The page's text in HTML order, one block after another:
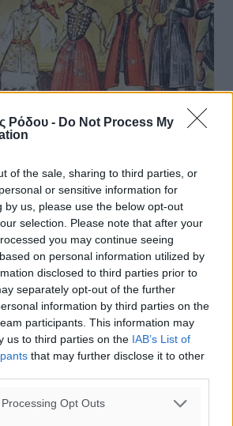
Ρόδου - Do Not Process My
of the sale, sharing to third parties, or
or sensitive information for
by us, please use the below opt-out
selection. Please note that after your
you may continue seeing
on personal information utilized by
disclosed to third parties prior to
separately opt-out of the further
information by third parties on the
participants. This information may
us to third parties on the IAB’s List of
that may further disclose it to other
Opt Outs
την Ομοσπονδία
Συλλόγων Ρόδου,
06 ΚΥΡΙΑΚΗ 18:00 ΦΑΝΕΣ
και παραδοσιακό γλέντι.
ΛΑΟΓΡΑΦΙΚΟΣ ΣΥΛΛΟΓΟΣ ΦΑΝΩΝ
ΣΑΒΒΑΤΟ 21:00 ...